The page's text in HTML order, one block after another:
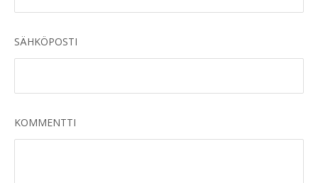
SÄHKÖPOSTI
KOMMENTTI